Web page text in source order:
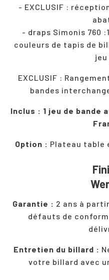
- EXCLUSIF :
- draps Simonis 760
couleurs de tapis de
jeu
EXCLUSIF :
bandes
Inclus : 1 jeu de bande
Option : Plateau
Garantie : 2 ans à
défauts de
Entretien du billard :
votre billard avec